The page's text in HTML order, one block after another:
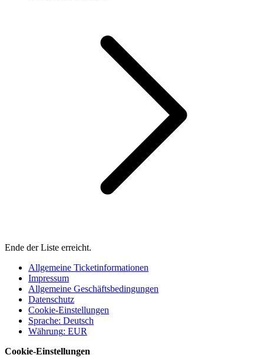
Ende der Liste erreicht.
Allgemeine Ticketinformationen
Impressum
Allgemeine Geschäftsbedingungen
Datenschutz
Cookie-Einstellungen
Sprache: Deutsch
Währung: EUR
Cookie-Einstellungen